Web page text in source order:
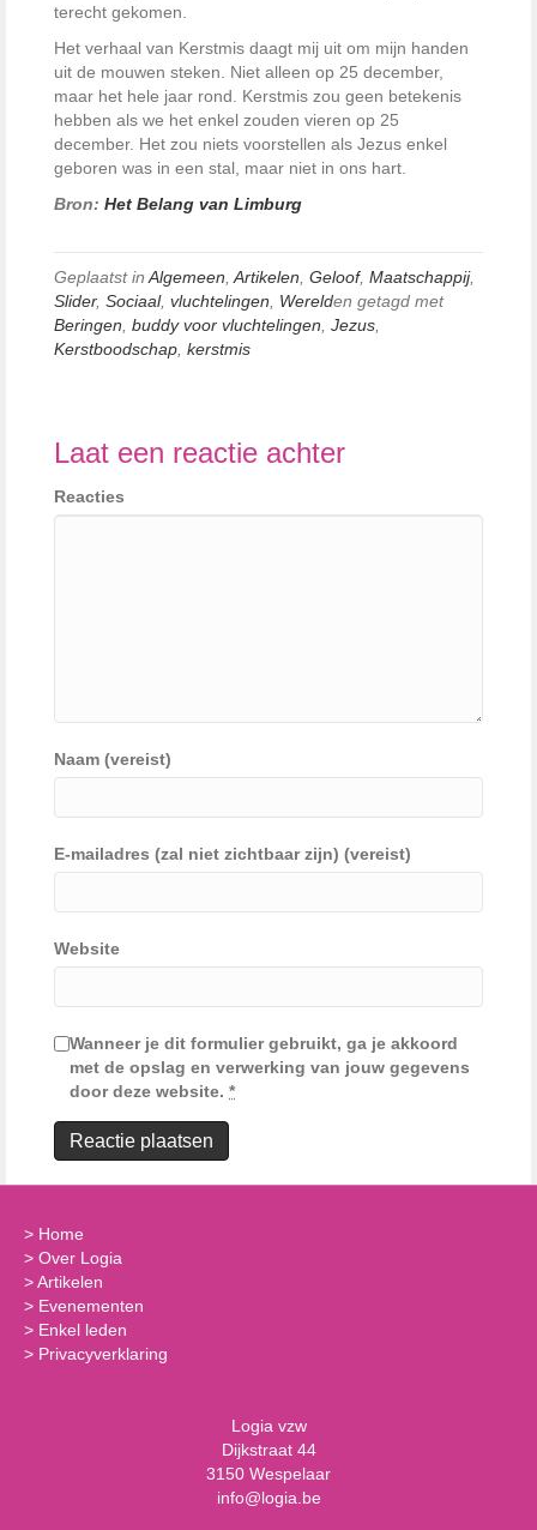
terecht gekomen.
Het verhaal van Kerstmis daagt mij uit om mijn handen
uit de mouwen steken. Niet alleen op 25 december,
maar het hele jaar rond. Kerstmis zou geen betekenis
hebben als we het enkel zouden vieren op 25
december. Het zou niets voorstellen als Jezus enkel
geboren was in een stal, maar niet in ons hart.
Bron: Het Belang van Limburg
Geplaatst in Algemeen Artikelen Geloof, Maatschappij,
Slider, Sociaal, vluchtelingen Werelden getagd met
Beringen buddy voor vluchtelingen Jezus
Kerstboodschap kerstmis
Laat een reactie achter
Reacties
Naam (vereist)
E-mailadres (zal niet zichtbaar zijn) (vereist)
Website
Wanneer je dit formulier gebruikt, ga je akkoord
met de opslag en verwerking van jouw gegevens
door deze website. *
> Home
> Over Logia
>Artikelen
> Evenementen
> Enkel leden
> Privacyverklaring
Logia vzw
Dijkstraat 44
3150 Wespelaar
info@logia.be